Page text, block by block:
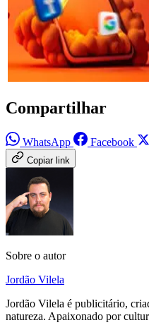
Compartilhar
WhatsApp Facebook
Copiar link
Sobre o autor
Jordão Vilela
Jordão Vilela é publicitário,
natureza. Apaixonado por